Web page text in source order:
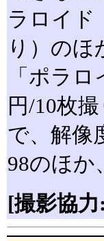
ラロイド
り）のほ
「ポラ
円/10枚
で、解像
98のほか
[撮影協力: